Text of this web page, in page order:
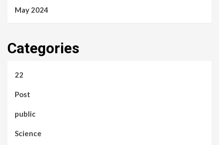
May 2024
Categories
22
Post
public
Science